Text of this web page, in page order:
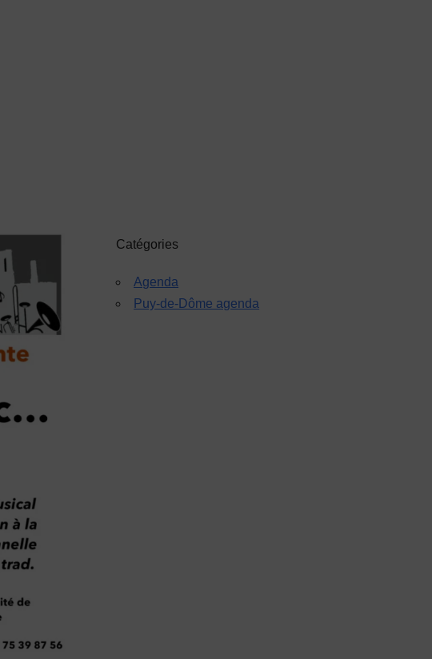
Catégories
Agenda
Puy-de-Dôme agenda